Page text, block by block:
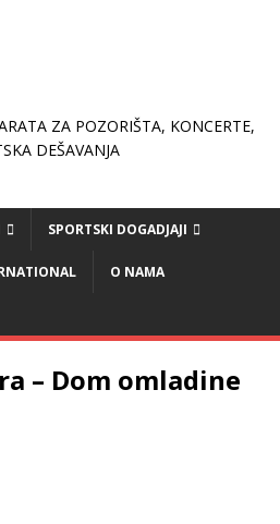
SPORTSKI DOGADJAJI
O NAMA
– Dom omladine